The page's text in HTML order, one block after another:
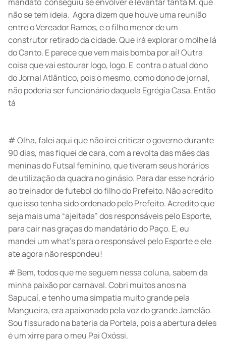
não se tem ideia. Agora dizem que houve uma reunião
entre o Vereador Ramos, e o filho menor de um
construtor retirado da cidade. Que irá explorar o molhe lá
do Canto. E parece que vem mais bomba por aí! Outra
coisa que vai estourar logo, logo. E contra o atual dono
do Jornal Atlântico, pois o mesmo, como dono de jornal,
não poderia ser funcionário daquela Egrégia Casa. Então
tá
# Olha, falei aqui que não irei criticar o governo durante
90 dias, mas fiquei de cara, com a revolta das mães das
meninas do Futsal feminino, que tiveram seus horários
de utilização da quadra no ginásio. Para dar esse horário
ao treinador de futebol do filho do Prefeito. Não acredito
que isso tenha sido ordenado pelo Prefeito. Acredito que
seja mais uma “ajeitada” dos responsáveis pelo Esporte,
para cair nas graças do mandatário do Paço. E, eu
mandei um what’s para o responsável pelo Esporte e ele
ate agora não respondeu!
# Bem, todos que me seguem nessa coluna, sabem da
minha paixão por carnaval. Cobri muitos anos na
Sapucaí, e tenho uma simpatia muito grande pela
Mangueira, era apaixonado pela voz do grande Jamelão.
Sou fissurado na bateria da Portela, pois a abertura deles
é um xirre para o meu Pai Oxóssi.